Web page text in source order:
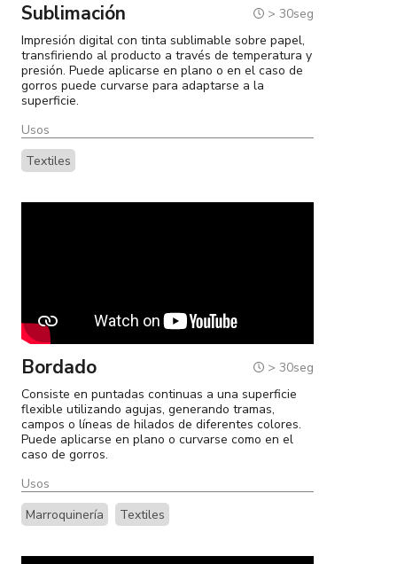
Sublimación
> 30seg
Impresión digital con tinta sublimable sobre papel,
transfiriendo al producto a través de temperatura y
presión. Puede aplicarse en plano o en el caso de
gorros puede curvarse para adaptarse a la
superficie.
Usos
Textiles
Bordado
> 30seg
Consiste en puntadas continuas a una superficie
flexible utilizando agujas, generando tramas,
campos o líneas de hilados de diferentes colores.
Puede aplicarse en plano o curvarse como en el
caso de gorros.
Usos
Marroquinería
Textiles